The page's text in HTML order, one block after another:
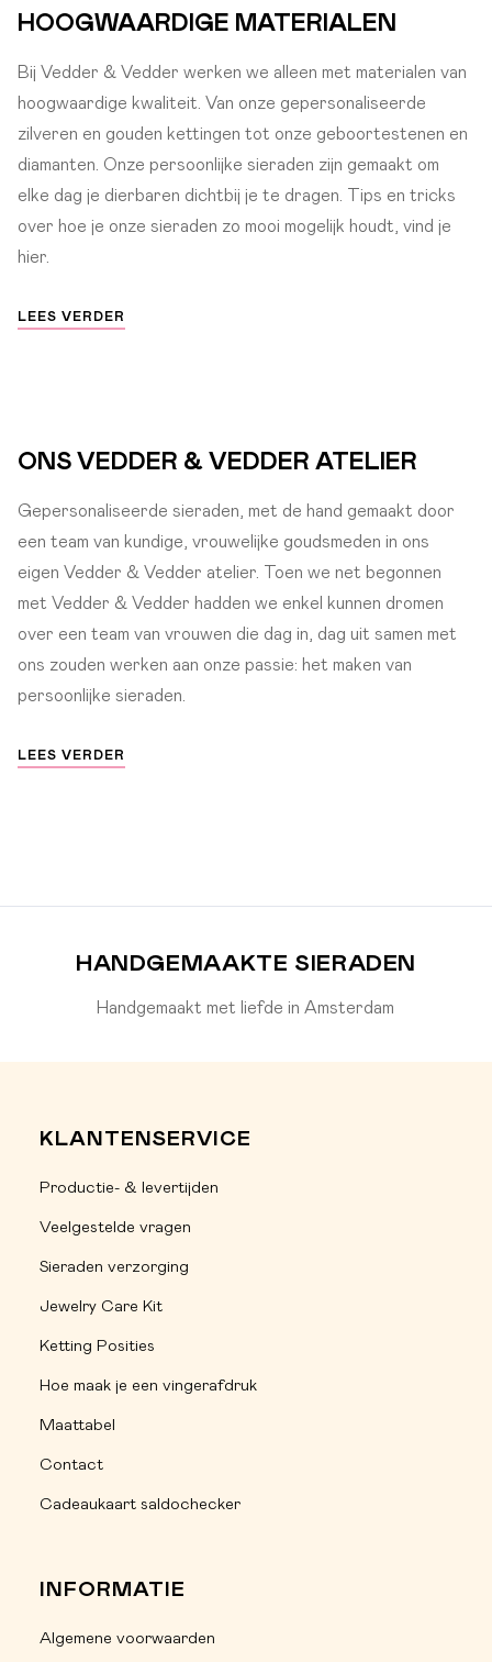
HOOGWAARDIGE MATERIALEN
Bij Vedder & Vedder werken we alleen met materialen van
hoogwaardige kwaliteit. Van onze gepersonaliseerde
zilveren en gouden kettingen tot onze geboortestenen en
diamanten. Onze persoonlijke sieraden zijn gemaakt om
elke dag je dierbaren dichtbij je te dragen. Tips en tricks
over hoe je onze sieraden zo mooi mogelijk houdt, vind je
hier.
LEES VERDER
ONS VEDDER & VEDDER ATELIER
Gepersonaliseerde sieraden, met de hand gemaakt door
een team van kundige, vrouwelijke goudsmeden in ons
eigen Vedder & Vedder atelier. Toen we net begonnen
met Vedder & Vedder hadden we enkel kunnen dromen
over een team van vrouwen die dag in, dag uit samen met
ons zouden werken aan onze passie: het maken van
persoonlijke sieraden.
LEES VERDER
HANDGEMAAKTE SIERADEN
Handgemaakt met liefde in Amsterdam
KLANTENSERVICE
Productie- & levertijden
Veelgestelde vragen
Sieraden verzorging
Jewelry Care Kit
Ketting Posities
Hoe maak je een vingerafdruk
Maattabel
Contact
Cadeaukaart saldochecker
INFORMATIE
Algemene voorwaarden